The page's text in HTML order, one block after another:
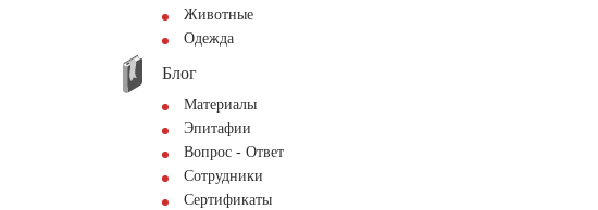
Животные
Одежда
Блог
Материалы
Эпитафии
Вопрос - Ответ
Сотрудники
Сертификаты